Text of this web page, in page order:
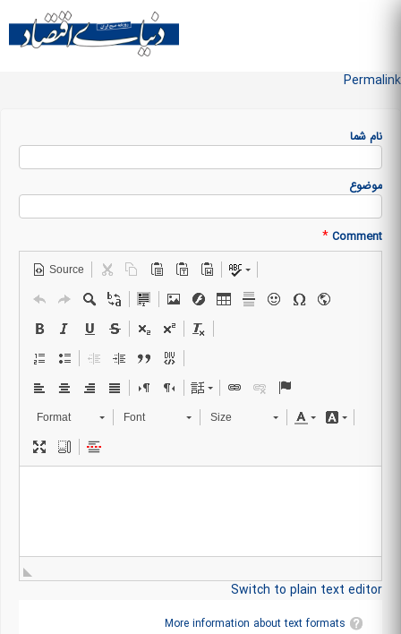
main
content
Permalink
نام شما
موضوع
Comment
*
Source
Format Font Size
Switch to plain text editor
More information about text formats